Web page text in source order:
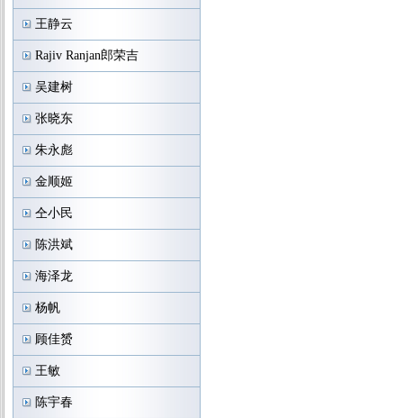
王静云
Rajiv Ranjan郎荣吉
吴建树
张晓东
朱永彪
金顺姬
仝小民
陈洪斌
海泽龙
杨帆
顾佳赟
王敏
陈宇春